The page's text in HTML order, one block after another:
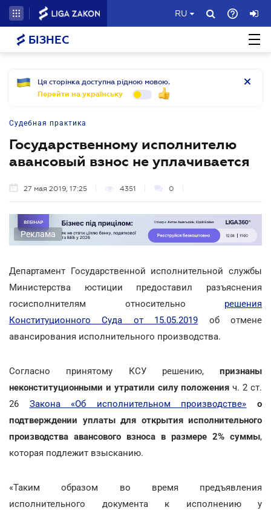
RU
БІЗНЕС
Ця сторінка доступна рідною мовою.
Перейти на українську
Судебная практика
Государственному исполнителю
авансовый взнос не уплачивается
27 мая 2019, 17:25 4351 0
Реклама
Департамент Государственной исполнительной службы
Министерства юстиции предоставил разъяснения
госисполнителям относительно решения
Конституционного Суда от 15.05.2019 об отмене
авансирования исполнительного производства.
Согласно принятому КСУ решению, признаны
неконституционными и утратили силу положения ч. 2 ст.
26 Закона «Об исполнительном производстве»
о
подтверждении уплаты для открытия исполнительного
производства авансового взноса в размере 2% суммы,
которая подлежит взысканию.
«Таким образом во время предъявления
исполнительного документа к исполнению у